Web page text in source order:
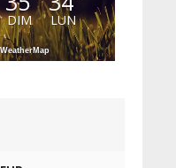
DIM LUN